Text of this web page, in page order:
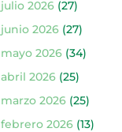
julio 2026(27)
junio 2026(27)
mayo 2026(34)
abril 2026(25)
marzo 2026(25)
febrero 2026(13)